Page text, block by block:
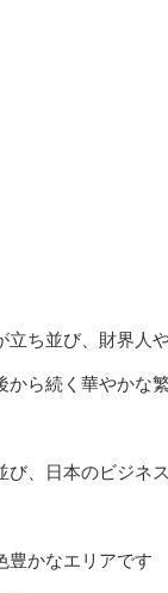
立ち並び、財界人
から続く華やかな
び、日本のビジネ
豊かなエリアです